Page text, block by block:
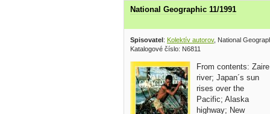
National Geographic 11/1991
Spisovatel : Kolektív autorov, National
Katalogové číslo: N6811
From contents: Zaire
river; Japan´s sun
rises over the
Pacific; Alaska
highway; New